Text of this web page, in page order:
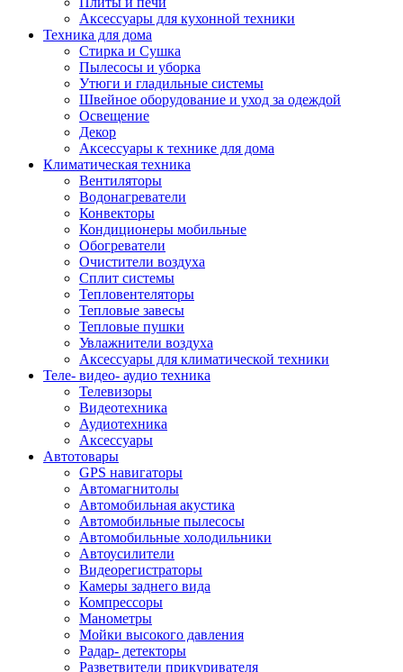
Аксессуары для кухонной техники
Техника для дома
Стирка и Сушка
Пылесосы и уборка
Утюги и гладильные системы
Швейное оборудование и уход за одеждой
Освещение
Декор
Аксессуары к технике для дома
Климатическая техника
Вентиляторы
Водонагреватели
Конвекторы
Кондиционеры мобильные
Обогреватели
Очистители воздуха
Сплит системы
Тепловентеляторы
Тепловые завесы
Тепловые пушки
Увлажнители воздуха
Аксессуары для климатической техники
Теле- видео- аудио техника
Телевизоры
Видеотехника
Аудиотехника
Аксессуары
Автотовары
GPS навигаторы
Автомагнитолы
Автомобильная акустика
Автомобильные пылесосы
Автомобильные холодильники
Автоусилители
Видеорегистраторы
Камеры заднего вида
Компрессоры
Манометры
Мойки высокого давления
Радар- детекторы
Разветвители прикуривателя